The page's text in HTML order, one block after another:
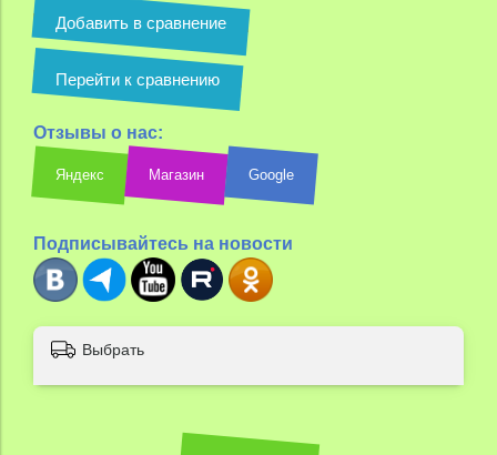
Добавить в сравнение
Перейти к сравнению
Отзывы о нас:
Яндекс Магазин Google
Подписывайтесь на новости
Выбрать